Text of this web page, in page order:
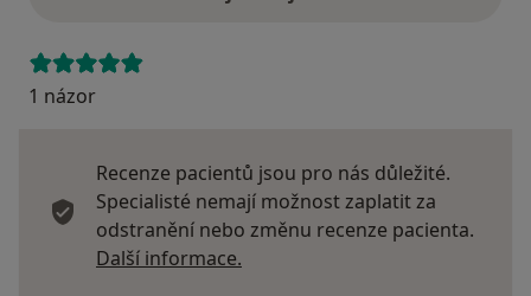
1 názor
Recenze pacientů jsou pro nás důležité.
Specialisté nemají možnost zaplatit za
odstranění nebo změnu recenze pacienta.
Další informace.